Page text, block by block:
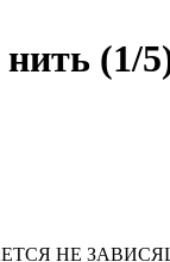
(1/
НЕ